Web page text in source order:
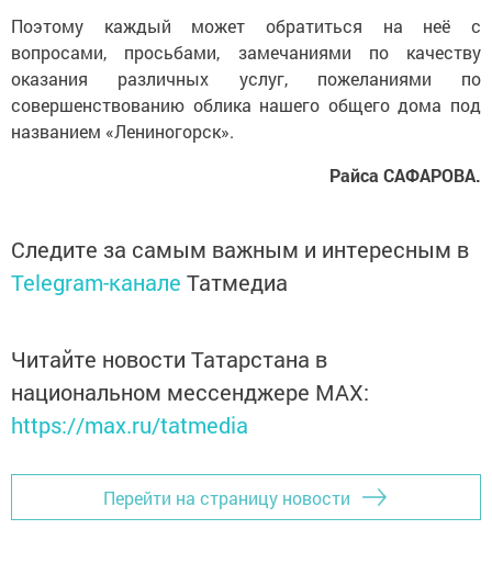
Поэтому каждый может обратиться на неё с
вопросами, просьбами, замечаниями по качеству
оказания различных услуг, пожеланиями по
совершенствованию облика нашего общего дома под
названием «Лениногорск».
Райса САФАРОВА.
Следите за самым важным и интересным в
Telegram-канале Татмедиа
Читайте новости Татарстана в
национальном мессенджере MАХ:
https://max.ru/tatmedia
Перейти на страницу новости